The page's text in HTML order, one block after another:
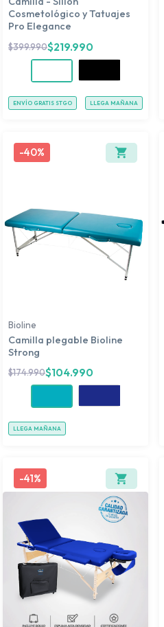
Cosmetológico y Tatuajes
Pro Elegance
$399.990$219.990
ENVÍO GRATIS STGO LLEGA MAÑANA
-40%
Bioline
Camilla plegable Bioline
Strong
$174.990$104.990
LLEGA MAÑANA
-41%